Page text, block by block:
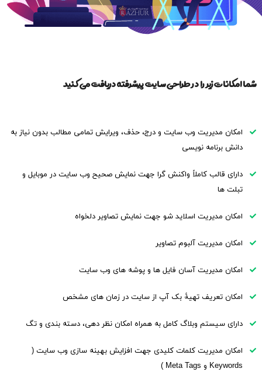
شما امکانات زیر را در طراحی سایت پیشرفته دریافت می کنید
امکان مدیریت وب سایت و درج، حذف، ویرایش تمامی مطالب بدون نیاز به
دانش برنامه نویسی
دارای قالب کاملاً واکنش گرا جهت نمایش صحیح وب سایت در موبایل و
تبلت ها
امکان مدیریت اسلاید شو جهت نمایش تصاویر دلخواه
امکان مدیریت آلبوم تصاویر
امکان مدیریت آسان فایل ها و پوشه های وب سایت
امکان تعریف تهیۀ بک آپ از سایت در زمان های مشخص
دارای سیستم وبلاگ کامل به همراه امکان نظر دهی، دسته بندی و تگ
امکان مدیریت کلمات کلیدی جهت افزایش بهینه سازی وب سایت (
Keywords و Meta Tags )